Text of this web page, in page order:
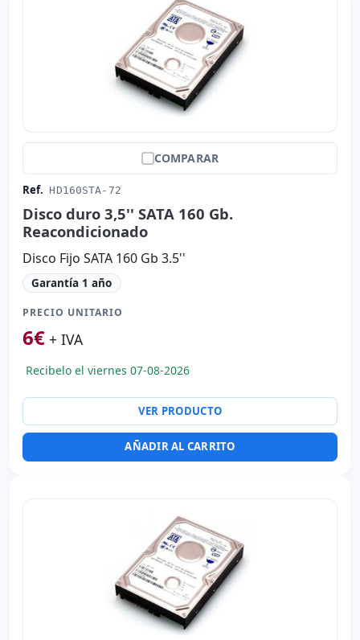
COMPARAR
Ref. HD160STA-72
Disco duro 3,5'' SATA 160 Gb.
Reacondicionado
Disco Fijo SATA 160 Gb 3.5''
Garantía 1 año
PRECIO UNITARIO
6€ + IVA
Recibelo el viernes 07-08-2026
VER PRODUCTO
AÑADIR AL CARRITO